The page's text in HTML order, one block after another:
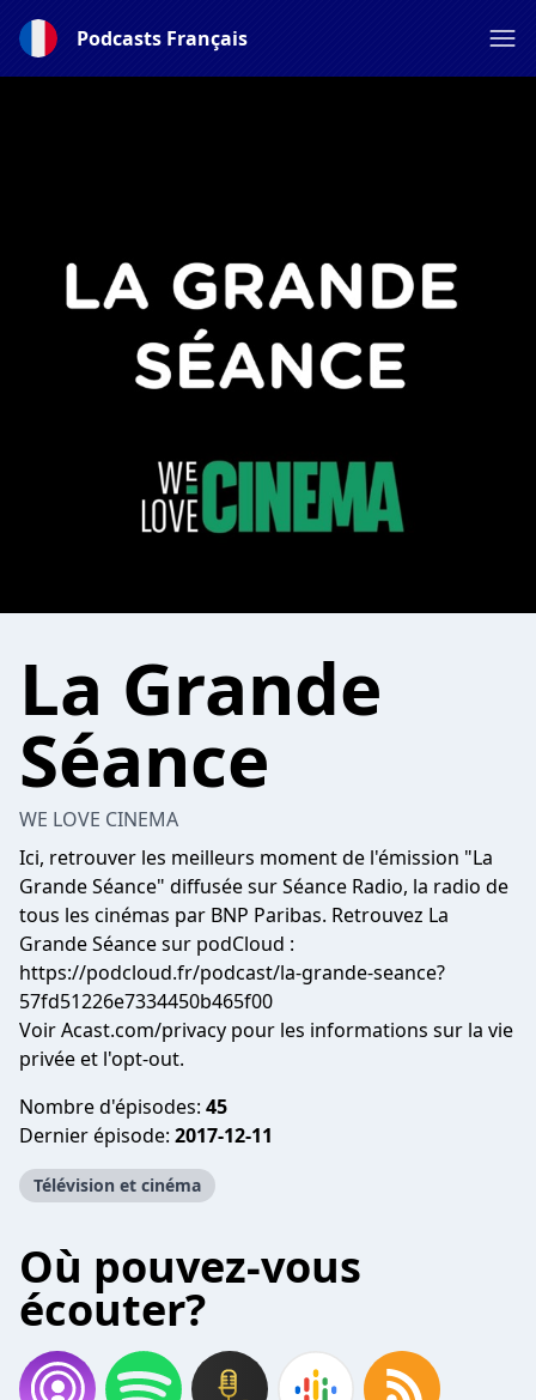
Podcasts Français
La Grande
Séance
WE LOVE CINEMA
Ici, retrouver les meilleurs moment de l'émission "La
Grande Séance" diffusée sur Séance Radio, la radio de
tous les cinémas par BNP Paribas. Retrouvez La
Grande Séance sur podCloud :
https://podcloud.fr/podcast/la-grande-seance?
57fd51226e7334450b465f00
VoirAcast.com/privacy pour les informations sur la vie
privée et l'opt-out.
Nombre d'épisodes: 45
Dernier épisode: 2017-12-11
Télévision et cinéma
Où pouvez-vous
écouter?